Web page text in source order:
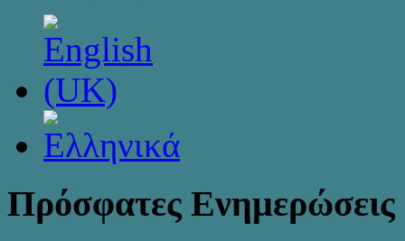
Πρόσφατες Ενημερώσεις